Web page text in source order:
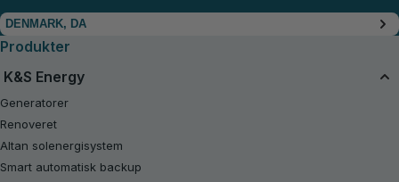
DENMARK, DA
Produkter
K&S Energy
Generatorer
Renoveret
Altan solenergisystem
Smart automatisk backup